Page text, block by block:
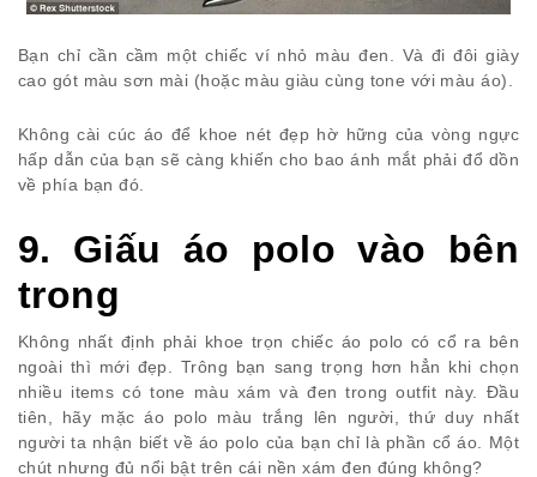
Bạn chỉ cần cầm một chiếc ví nhỏ màu đen. Và đi đôi giày
cao gót màu sơn mài (hoặc màu giàu cùng tone với màu áo).
Không cài cúc áo để khoe nét đẹp hờ hững của vòng ngực
hấp dẫn của bạn sẽ càng khiến cho bao ánh mắt phải đổ dồn
về phía bạn đó.
9. Giấu áo polo vào bên
trong
Không nhất định phải khoe trọn chiếc áo polo có cổ ra bên
ngoài thì mới đẹp. Trông bạn sang trọng hơn hẳn khi chọn
nhiều items có tone màu xám và đen trong outfit này. Đầu
tiên, hãy mặc áo polo màu trắng lên người, thứ duy nhất
người ta nhận biết về áo polo của bạn chỉ là phần cổ áo. Một
chút nhưng đủ nổi bật trên cái nền xám đen đúng không?